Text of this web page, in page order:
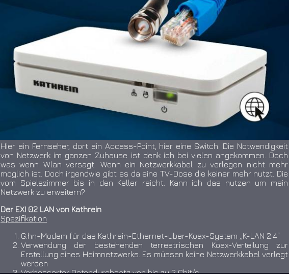
Hier ein Fernseher, dort ein Access-Point, hier eine Switch. Die Notwendigkeit
von Netzwerk im ganzen Zuhause ist denk ich bei vielen angekommen. Doch
was wenn Wlan versagt. Wenn ein Netzwerkkabel zu verlegen nicht mehr
möglich ist. Doch irgendwie gibt es da eine TV-Dose die keiner mehr nutzt. Die
vom Spielezimmer bis in den Keller reicht. Kann ich das nutzen um mein
Netzwerk zu erweitern?
Der EXI 02 LAN von Kathrein
Spezifikation
G.hn-Modem für das Kathrein-Ethernet-über-Koax-System „K-LAN 2.4“
Verwendung der bestehenden terrestrischen Koax-Verteilung zur
Erstellung eines Heimnetzwerks. Es müssen keine Netzwerkkabel verlegt
werden